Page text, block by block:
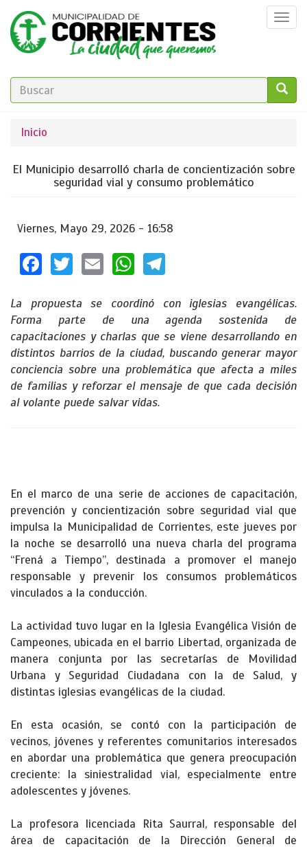
Pasar
contenido
principal
FORMULARIO
BÚSQUEDA
Se
encuentra
usted
Inicio
El Municipio desarrolló charla de concientización sobre
seguridad vial y consumo problemático
Viernes, Mayo 29, 2026 - 16:58
Facebook
TwitterEmailWhatsApp
La propuesta se coordinó con iglesias evangélicas.
Forma parte de una agenda sostenida de
capacitaciones y charlas que se viene desarrollando en
distintos barrios de la ciudad, buscando generar mayor
conciencia sobre una problemática que afecta a miles
de familias y reforzar el mensaje de que cada decisión
al volante puede salvar vidas.
En el marco de una serie de acciones de capacitación,
prevención y concientización sobre seguridad vial que
impulsa la Municipalidad de Corrientes, este jueves por
la noche se desarrolló una nueva charla del programa
“Frená a Tiempo”, destinada a promover el manejo
responsable y prevenir los consumos problemáticos
vinculados a la conducción.
La actividad tuvo lugar en la Iglesia Evangélica Visión de
Campeones, ubicada en el barrio Libertad, organizada de
manera conjunta por las secretarías de Movilidad
Urbana y Seguridad Ciudadana con la de Salud, y
distintas iglesias evangélicas de la ciudad.
En esta ocasión, se contó con la participación de
vecinos, jóvenes y referentes comunitarios interesados
en abordar una problemática que genera preocupación
creciente: la siniestralidad vial, especialmente entre
adolescentes y jóvenes.
La profesora licenciada Rita Saurral, responsable del
área de capacitación de la Dirección General de